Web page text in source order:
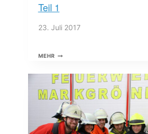
Teil 1
23. Juli 2017
MEHRGRUNDAUSBILDUNGSLEHRGANG
1